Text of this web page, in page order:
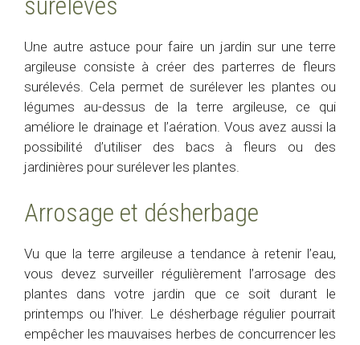
Une autre astuce pour faire un jardin sur une terre
argileuse consiste à créer des parterres de fleurs
surélevés. Cela permet de surélever les plantes ou
légumes au-dessus de la terre argileuse, ce qui
améliore le drainage et l’aération. Vous avez aussi la
possibilité d’utiliser des bacs à fleurs ou des
jardinières pour surélever les plantes.
Arrosage et désherbage
Vu que la terre argileuse a tendance à retenir l’eau,
vous devez surveiller régulièrement l’arrosage des
plantes dans votre jardin que ce soit durant le
printemps ou l’hiver. Le désherbage régulier pourrait
empêcher les mauvaises herbes de concurrencer les